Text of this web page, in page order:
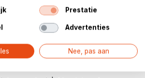
zeildoek
| 750 gr/m² | UV-bestendig |
(harde wanden) | Aluminium frame
Prestatie
Advertenties
Nee, pas aan